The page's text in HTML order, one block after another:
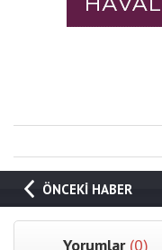
ÖNCEKİ HABER
Yorumlar (0)